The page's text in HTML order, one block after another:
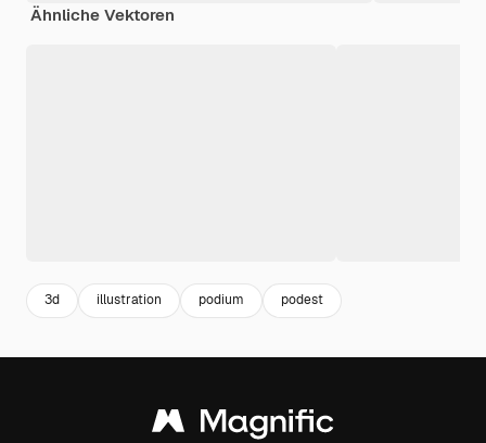
Ähnliche Vektoren
3d illustration podium podest